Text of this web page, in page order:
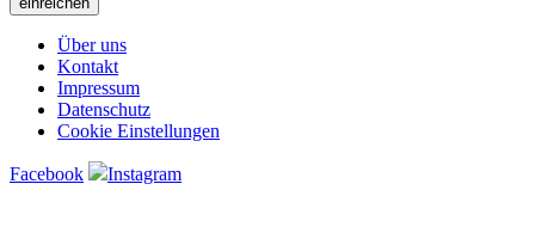
Über uns
Kontakt
Impressum
Datenschutz
Cookie Einstellungen
Facebook Instagram